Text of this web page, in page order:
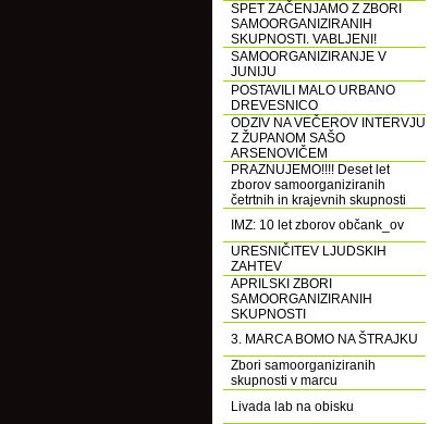
SPET ZAČENJAMO Z ZBORI
SAMOORGANIZIRANIH
SKUPNOSTI. VABLJENI!
SAMOORGANIZIRANJE V
JUNIJU
POSTAVILI MALO URBANO
DREVESNICO
ODZIV NA VEČEROV INTERVJU
Z ŽUPANOM SAŠO
ARSENOVIČEM
PRAZNUJEMO!!!! Deset let
zborov samoorganiziranih
četrtnih in krajevnih skupnosti
IMZ: 10 let zborov občank_ov
URESNIČITEV LJUDSKIH
ZAHTEV
APRILSKI ZBORI
SAMOORGANIZIRANIH
SKUPNOSTI
3. MARCA BOMO NA ŠTRAJKU
Zbori samoorganiziranih
skupnosti v marcu
Livada lab na obisku